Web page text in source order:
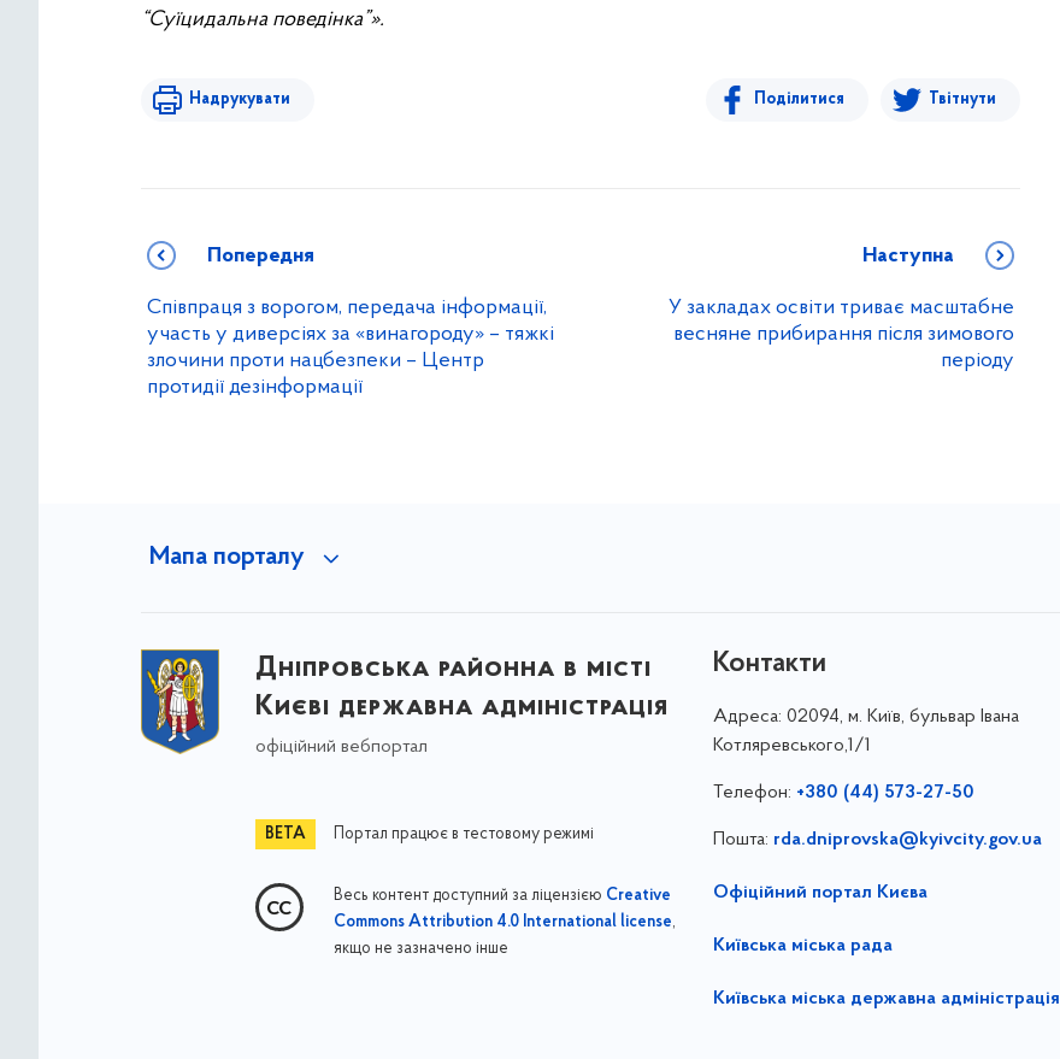
“Суїцидальна поведінка”».
Надрукувати Поділитися Твітнути
Попередня
Співпраця з ворогом, передача інформації,
участь у диверсіях за «винагороду» – тяжкі
злочини проти нацбезпеки – Центр
протидії дезінформації
Наступна
У закладах освіти триває масштабне
весняне прибирання після зимового
періоду
Мапа порталу
Дніпровська районна в місті
Києві державна адміністрація
офіційний вебпортал
Портал працює в тестовому режимі
Весь контент доступний за ліцензією Creative
Commons Attribution 4.0 International license,
якщо не зазначено інше
Контакти
Адреса: 02094, м. Київ, бульвар Івана
Котляревського,1/1
Телефон: +380 (44) 573-27-50
Пошта: rda.dniprovska@kyivcity.gov.ua
Офіційний портал Києва
Київська міська рада
Київська міська державна адміністрація